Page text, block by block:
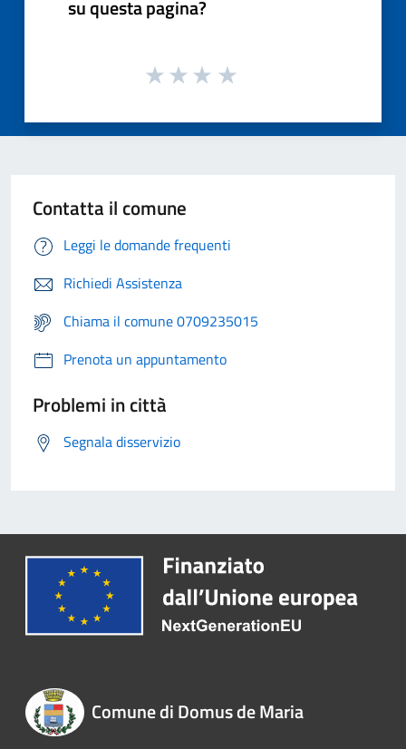
su questa pagina?
Contatta il comune
Leggi le domande frequenti
Richiedi Assistenza
Chiama il comune 0709235015
Prenota un appuntamento
Problemi in città
Segnala disservizio
Comune di Domus de Maria